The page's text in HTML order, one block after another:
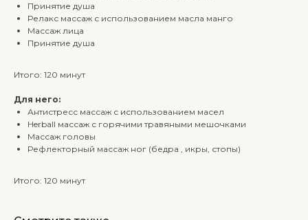
Принятие душа
Релакс массаж с использованием масла манго
Массаж лица
Принятие душа
Итого: 120 минут
Для него:
Антистресс массаж с использованием масел
Herball массаж с горячими травяными мешочками
Массаж головы
Рефлекторный массаж ног (бедра , икры, стопы)
Итого: 120 минут